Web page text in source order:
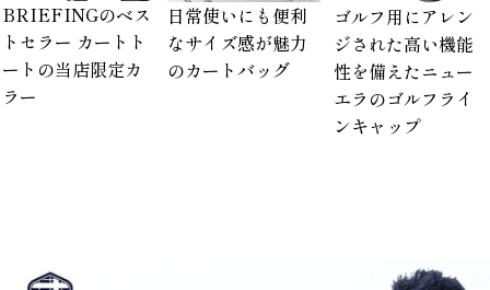
BRIEFINGのベス
トセラー カートト
ートの当店限定カ
ラー
日常使いにも便利
なサイズ感が魅力
のカートバッグ
ゴルフ用にアレン
ジされた高い機能
性を備えたニュー
エラのゴルフライ
ンキャップ